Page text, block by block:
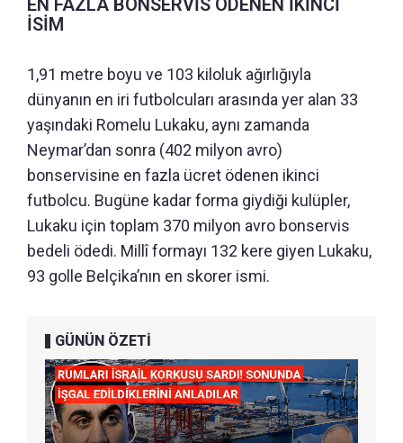
EN FAZLA BONSERVİS ÖDENEN İKİNCİ
İSİM
1,91 metre boyu ve 103 kiloluk ağırlığıyla
dünyanın en iri futbolcuları arasında yer alan 33
yaşındaki Romelu Lukaku, aynı zamanda
Neymar’dan sonra (402 milyon avro)
bonservisine en fazla ücret ödenen ikinci
futbolcu. Bugüne kadar forma giydiği kulüpler,
Lukaku için toplam 370 milyon avro bonservis
bedeli ödedi. Millî formayı 132 kere giyen Lukaku,
93 golle Belçika’nın en skorer ismi.
GÜNÜN ÖZETİ